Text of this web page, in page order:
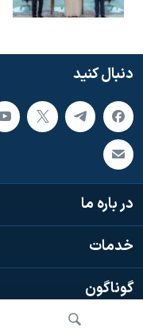
دنبال کنید
در باره ما
خدمات
گوناگون